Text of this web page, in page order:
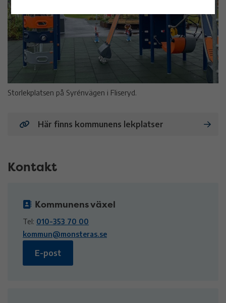
Storlekplatsen på Syrénvägen i Fliseryd.
Här finns kommunens lekplatser
Kontakt
Kommunens växel
Tel: 010-353 70 00
kommun@monsteras.se
E-post